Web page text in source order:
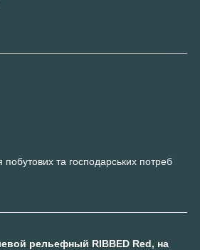
та господарських потреб
рельефный RIBBED Red, на